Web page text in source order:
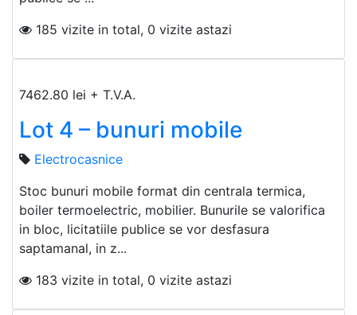
185 vizite in total, 0 vizite astazi
7462.80 lei + T.V.A.
Lot 4 – bunuri mobile
Electrocasnice
Stoc bunuri mobile format din centrala termica,
boiler termoelectric, mobilier. Bunurile se valorifica
in bloc, licitatiile publice se vor desfasura
saptamanal, in z...
183 vizite in total, 0 vizite astazi